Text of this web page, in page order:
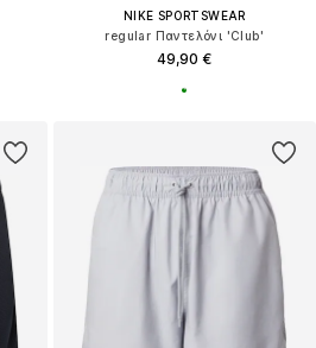
NIKE SPORTSWEAR
regular Παντελόνι 'Club'
49,90 €